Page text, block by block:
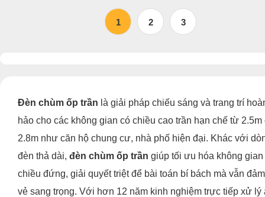
1 2 3
Đèn chùm ốp trần là giải pháp chiếu sáng và trang trí
hảo cho các không gian có chiều cao trần hạn chế từ 2.5m
2.8m như căn hộ chung cư, nhà phố hiện đại. Khác với
đèn thả dài, đèn chùm ốp trần giúp tối ưu hóa không gian
chiều đứng, giải quyết triệt để bài toán bí bách mà vẫn
vẻ sang trọng. Với hơn 12 năm kinh nghiệm trực tiếp xử lý